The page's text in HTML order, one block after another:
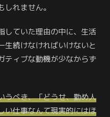
れません。
していた理由の中に、生活
生続けなければいけないと
ティブな動機が少なからず
うべき、「どうせ、勤め人
い仕事なんて現実的にはほ